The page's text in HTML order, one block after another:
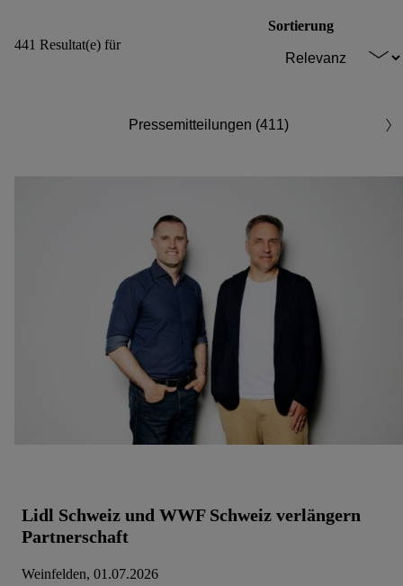
441 Resultat(e) für
Sortierung
Pressemitteilungen (411)
Lidl Schweiz und WWF Schweiz verlängern
Partnerschaft
Weinfelden, 01.07.2026